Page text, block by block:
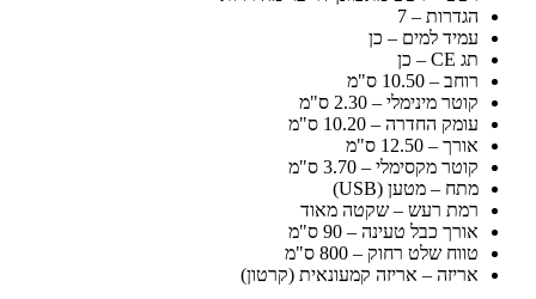
הגדרות – 7
עמיד למים – כן
תג CE – כן
רוחב – 10.50 ס"מ
קוטר מינימלי – 2.30 ס"מ
עומק החדרה – 10.20 ס"מ
אורך – 12.50 ס"מ
קוטר מקסימלי – 3.70 ס"מ
מתח – מטען (USB)
רמת רעש – שקטה מאוד
אורך כבל טעינה – 90 ס"מ
טווח שלט רחוק – 800 ס"מ
אריזה – אריזה קמעונאית (קרטון)